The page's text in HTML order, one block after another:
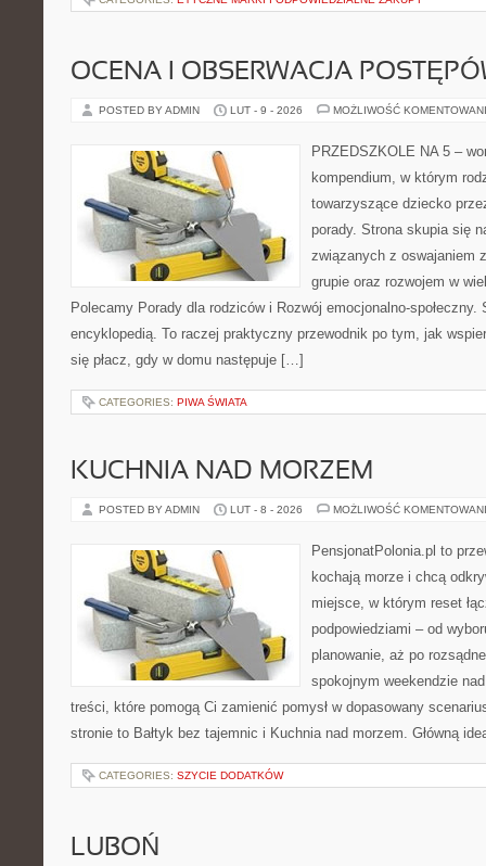
OCENA I OBSERWACJA
POSTED BY ADMIN LUT - 9 - 2026 MOŻLIWOŚĆ
PRZEDSZKOLE NA 5 –
kompendium, w którym
towarzyszące dziecko
porady. Strona skupia się
związanych z oswajaniem
grupie oraz rozwojem w
Polecamy Porady dla rodziców i Rozwój emocjonalno-społeczny.
encyklopedią. To raczej praktyczny przewodnik po tym, jak
się płacz, gdy w domu następuje […]
CATEGORIES: PIWA ŚWIATA
KUCHNIA NAD MORZEM
POSTED BY ADMIN LUT - 8 - 2026 MOŻLIWOŚĆ
PensjonatPolonia.pl to
kochają morze i chcą
miejsce, w którym reset
podpowiedziami – od
planowanie, aż po
spokojnym weekendzie
treści, które pomogą Ci zamienić pomysł w dopasowany
stronie to Bałtyk bez tajemnic i Kuchnia nad morzem. Główną
CATEGORIES: SZYCIE DODATKÓW
LUBOŃ